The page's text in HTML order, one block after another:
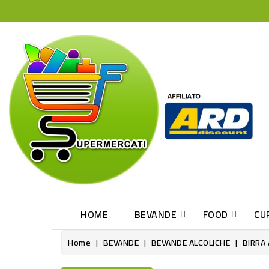
HOME BEVANDE FOOD
Home BEVANDE BEVANDE ALCOLICHE BIRRA